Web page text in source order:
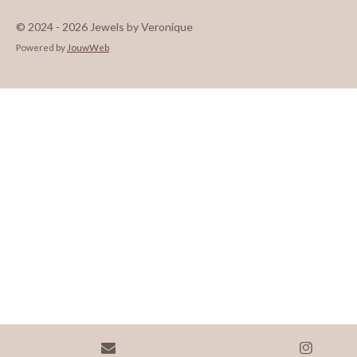
© 2024 - 2026 Jewels by Veronique
Powered by JouwWeb